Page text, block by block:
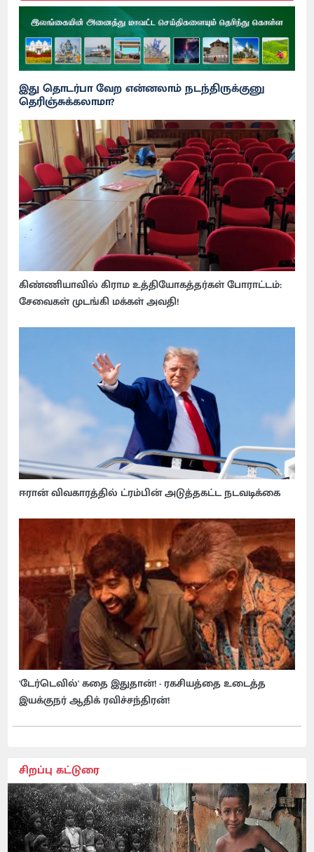
இது தொடர்பா வேற என்னலாம் நடந்திருக்குனு
தெரிஞ்சுக்கலாமா?
கிண்ணியாவில் கிராம உத்தியோகத்தர்கள் போராட்டம்:
சேவைகள் முடங்கி மக்கள் அவதி!
ஈரான் விவகாரத்தில் ட்ரம்பின் அடுத்தகட்ட நடவடிக்கை
'டேர்டெவில்' கதை இதுதான்! - ரகசியத்தை உடைத்த
இயக்குநர் ஆதிக் ரவிச்சந்திரன்!
சிறப்பு கட்டுரை